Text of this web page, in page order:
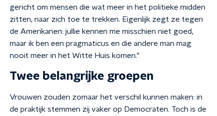
gericht om mensen die wat meer in het politieke midden
zitten, naar zich toe te trekken. Eigenlijk zegt ze tegen
de Amerikanen: jullie kennen me misschien niet goed,
maar ik ben een pragmaticus en die andere man mag
nooit meer in het Witte Huis komen."
Twee belangrijke groepen
Vrouwen zouden zomaar het verschil kunnen maken: in
de praktijk stemmen zij vaker op Democraten. Toch is de